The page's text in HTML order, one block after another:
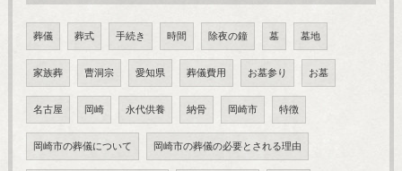
葬儀 葬式 手続き 時間 除夜の鐘 墓 墓地
家族葬 曹洞宗 愛知県 葬儀費用 お墓参り お墓
名古屋 岡崎 永代供養 納骨 岡崎市 特徴
岡崎市の葬儀について 岡崎市の葬儀の必要とされる理由